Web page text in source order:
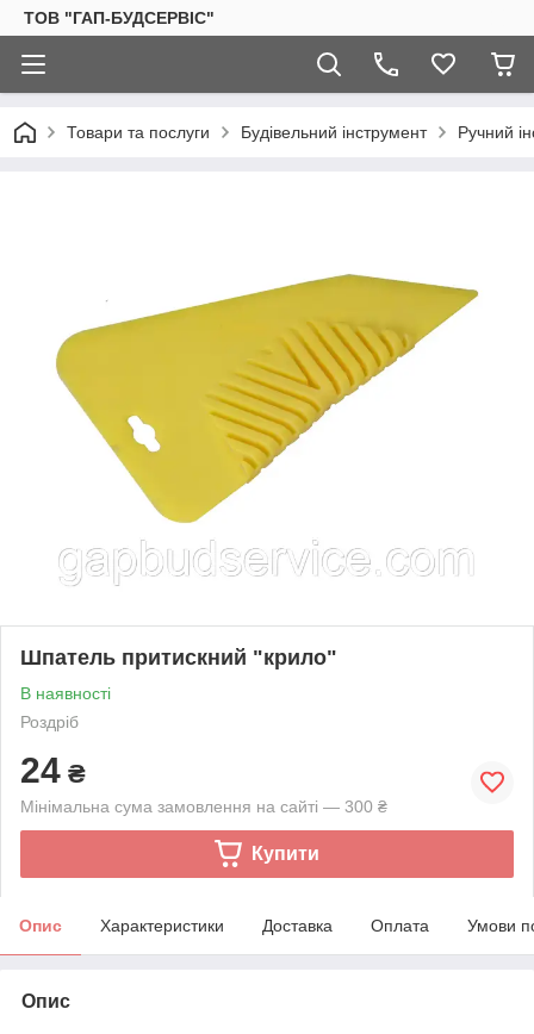
ТОВ "ГАП-БУДСЕРВІС"
Товари та послуги Будівельний інструмент Ручний
Шпатель притискний "крило"
В наявності
Роздріб
24 ₴
Мінімальна сума замовлення на сайті — 300 ₴
Купити
Опис Характеристики Доставка Оплата Умови
Опис